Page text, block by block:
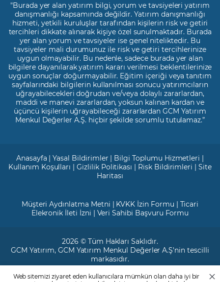
"Burada yer alan yatırım bilgi, yorum ve tavsiyeleri yatırım
danışmanlığı kapsamında değildir. Yatırım danışmanlığı
hizmeti, yetkili kuruluşlar tarafından kişilerin risk ve getiri
tercihleri dikkate alınarak kişiye özel sunulmaktadır. Burada
yer alan yorum ve tavsiyeler ise genel niteliktedir. Bu
tavsiyeler mali durumunuz ile risk ve getiri tercihlerinize
uygun olmayabilir. Bu nedenle, sadece burada yer alan
bilgilere dayanılarak yatırım kararı verilmesi beklentilerinize
uygun sonuçlar doğurmayabilir. Eğitim içeriği veya tanıtım
sayfalarındaki bilgilerin kullanılması sonucu yatırımcıların
uğrayabilecekleri doğrudan ve/veya dolaylı zararlardan,
maddi ve manevi zararlardan, yoksun kalınan kardan ve
üçüncü kişilerin uğrayabileceği zararlardan GCM Yatırım
Menkul Değerler A.Ş. hiçbir şekilde sorumlu tutulamaz.”
Anasayfa |Yasal Bildirimler | Bilgi Toplumu Hizmetleri |
Kullanım Koşulları |Gizlilik Politikası | Risk Bildirimleri |Site
Haritası
Müşteri Aydınlatma Metni | KVKK İzin Formu | Ticari
Elekronik İleti İzni | Veri Sahibi Başvuru Formu
2026 © Tüm Hakları Saklıdır.
GCM Yatırım, GCM Yatırım Menkul Değerler A.Ş'nin tescilli
markasıdır.
Ticari Sicil No: 799649
Web sitemizi ziyaret eden kullanıcılara mümkün olan daha iyi bir